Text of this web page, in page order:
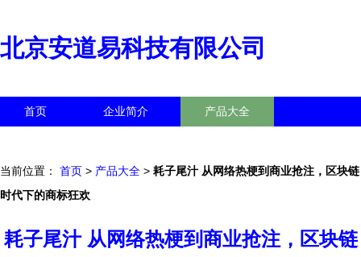
北京安道易科技有限公司
首页 企业简介 产品大全
当前位置： 首页 > 产品大全 > 耗子尾汁 从网络热梗到商业抢注，区块链
时代下的商标狂欢
耗子尾汁 从网络热梗到商业抢注，区块链